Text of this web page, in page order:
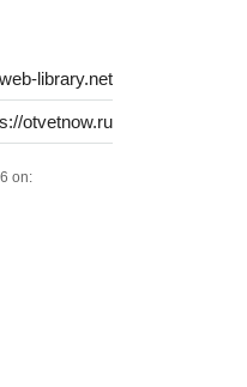
library.net
otvetnow.ru
on: